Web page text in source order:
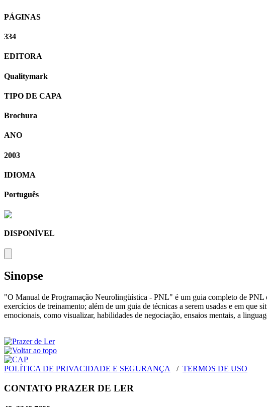
PÁGINAS
334
EDITORA
Qualitymark
TIPO DE CAPA
Brochura
ANO
2003
IDIOMA
Português
DISPONÍVEL
Sinopse
"O Manual de Programação Neurolingüística - PNL" é um guia completo de PNL
exercícios de treinamento; além de um guia de técnicas a serem usadas e em que
emocionais, como visualizar, habilidades de negociação, ensaios mentais, a
POLÍTICA DE PRIVACIDADE E SEGURANÇA / TERMOS DE USO
CONTATO PRAZER DE LER